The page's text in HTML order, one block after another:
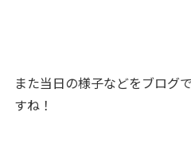
また当日の様子などをブログ
すね！